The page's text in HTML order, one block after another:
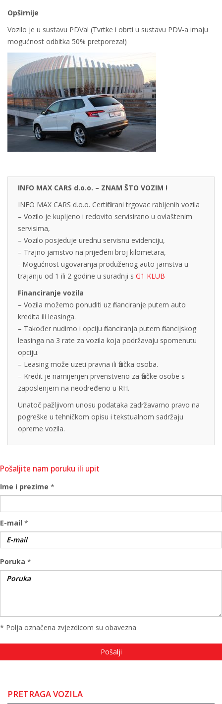
Opširnije
Vozilo je u sustavu PDVa! (Tvrtke i obrti u sustavu PDV-a imaju
mogućnost odbitka 50% pretporeza!)
INFO MAX CARS d.o.o. – ZNAM ŠTO VOZIM !
INFO MAX CARS d.o.o. Certificirani trgovac rabljenih vozila
– Vozilo je kupljeno i redovito servisirano u ovlaštenim
servisima,
– Vozilo posjeduje urednu servisnu evidenciju,
– Trajno jamstvo na prijeđeni broj kilometara,
- Mogućnost ugovaranja produženog auto jamstva u
trajanju od 1 ili 2 godine u suradnji s G1 KLUB
Financiranje vozila
– Vozila možemo ponuditi uz financiranje putem auto
kredita ili leasinga.
– Također nudimo i opciju financiranja putem financijskog
leasinga na 3 rate za vozila koja podržavaju spomenutu
opciju.
– Leasing može uzeti pravna ili fizička osoba.
– Kredit je namijenjen prvenstveno za fizičke osobe s
zaposlenjem na neodređeno u RH.
Unatoč pažljivom unosu podataka zadržavamo pravo na
pogreške u tehničkom opisu i tekstualnom sadržaju
opreme vozila.
Pošaljite nam poruku ili upit
Ime i prezime *
E-mail *
Poruka *
* Polja označena zvjezdicom su obavezna
PRETRAGA VOZILA